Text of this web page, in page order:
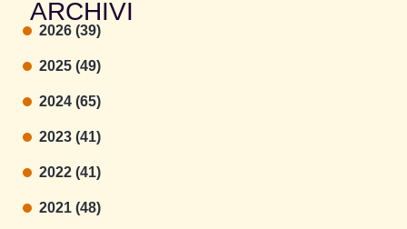
ARCHIVI
2026 (39)
2025 (49)
2024 (65)
2023 (41)
2022 (41)
2021 (48)